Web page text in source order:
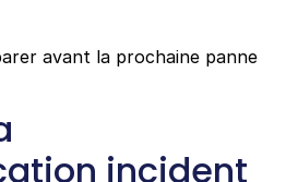
avant la prochaine panne
incident